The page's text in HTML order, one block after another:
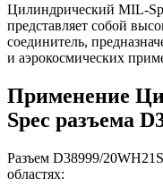
Цилиндрический MIL-
представляет собой
соединитель,
и аэрокосмических
Применение
Spec разъема
Разъем D38999/
областях: